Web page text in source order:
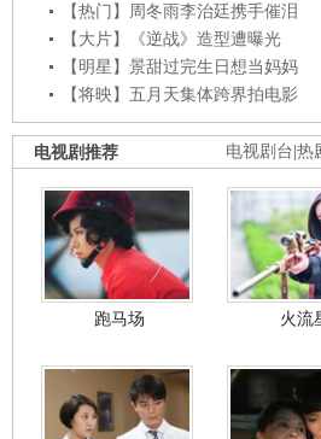
【热门】周冬雨李治廷携手催泪
【大片】《逆战》造型遭曝光
【明星】景甜过完生日想当妈妈
【将映】五月天集体跨界拍电影
电视剧台 热
电视剧推荐
跑马场 火流